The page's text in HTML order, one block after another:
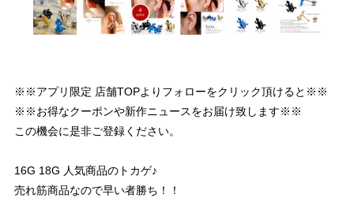
※※アプリ限定 店舗TOPよりフォローをクリック頂けると※※
※※お得なクーポンや新作ニュースをお届け致します※※
この機会に是非ご登録ください。
16G 18G 人気商品のトカゲ♪
売れ筋商品なので早い者勝ち！！